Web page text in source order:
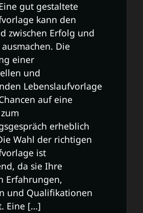
gut gestaltete
kann den
zwischen Erfolg und
Die
einer
und
Lebenslaufvorlage
auf eine
erheblich
Wahl der richtigen
ist
da sie Ihre
Erfahrungen,
und Qualifikationen
Eine […]